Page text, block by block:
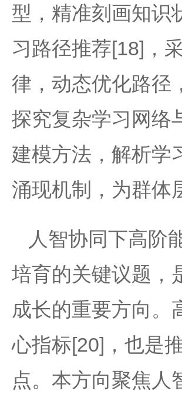
型，精准刻画知识
习路径推荐[18]，
律，动态优化路径
探究复杂学习网络
建模方法，解析学
涌现机制，为群体
人智协同下高阶
培育的关键议题，
成长的重要方向。
心指标[20]，也是
点。本方向聚焦人